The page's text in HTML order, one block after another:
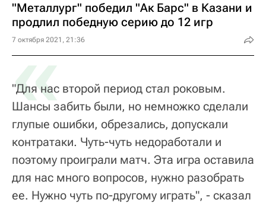
"Металлург" победил "Ак Барс" в Казани и
продлил победную серию до 12 игр
7 октября 2021, 21:36
«
"Для нас второй период стал роковым.
Шансы забить были, но немножко сделали
глупые ошибки, обрезались, допускали
контратаки. Чуть-чуть недоработали и
поэтому проиграли матч. Эта игра оставила
для нас много вопросов, нужно разобрать
ее. Нужно чуть по-другому играть", - сказал